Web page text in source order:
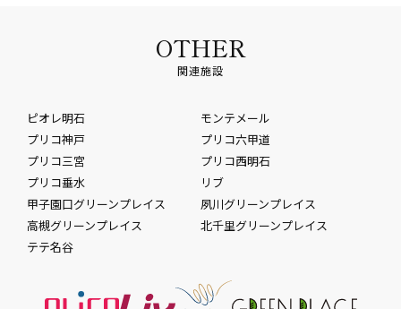
OTHER
関連施設
ピオレ明石
モンテメール
プリコ神戸
プリコ六甲道
プリコ三宮
プリコ西明石
プリコ垂水
リブ
甲子園口グリーンプレイス
夙川グリーンプレイス
高槻グリーンプレイス
北千里グリーンプレイス
テテ名谷